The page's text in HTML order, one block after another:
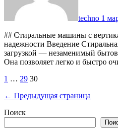
techno 1
## Стиральные машины с
надежности Введение
загрузкой — незаменимый
Она позволяет легко и быстро
Пагинация
записей
1 … 29 30
← Предыдущая страница
Поиск